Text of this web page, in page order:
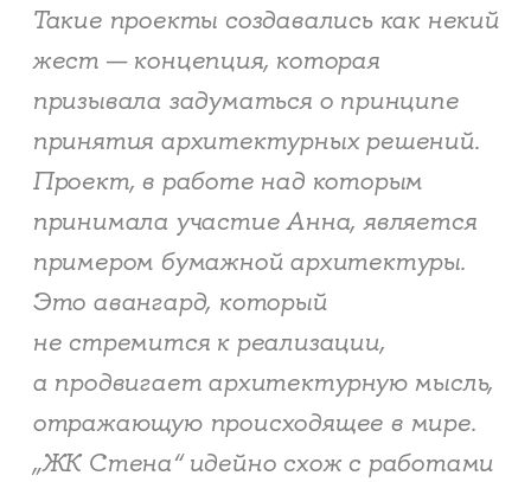
Такие проекты создавались как некий
жест — концепция, которая
призывала задуматься о принципе
принятия архитектурных решений.
Проект, в работе над которым
принимала участие Анна, является
примером бумажной архитектуры.
Это авангард, который
не стремится к реализации,
а продвигает архитектурную мысль,
отражающую происходящее в мире.
„ЖК Стена“ идейно схож с работами